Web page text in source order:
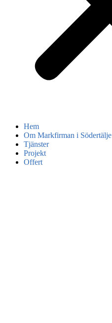
Hem
Om Markfirman i Södertälje
Tjänster
Projekt
Offert